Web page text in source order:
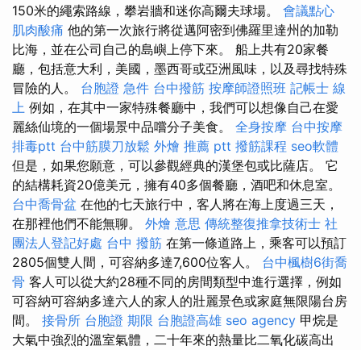
150米的繩索路線，攀岩牆和迷你高爾夫球場。 會議點心
肌肉酸痛 他的第一次旅行將從邁阿密到佛羅里達州的加勒
比海，並在公司自己的島嶼上停下來。 船上共有20家餐
廳，包括意大利，美國，墨西哥或亞洲風味，以及尋找特殊
冒險的人。 台胞證 急件 台中撥筋 按摩師證照班 記帳士 線
上 例如，在其中一家特殊餐廳中，我們可以想像自己在愛
麗絲仙境的一個場景中品嚐分子美食。 全身按摩 台中按摩
排毒ptt 台中筋膜刀放鬆 外燴 推薦 ptt 撥筋課程 seo軟體
但是，如果您願意，可以參觀經典的漢堡包或比薩店。 它
的結構耗資20億美元，擁有40多個餐廳，酒吧和休息室。
台中喬骨盆 在他的七天旅行中，客人將在海上度過三天，
在那裡他們不能無聊。 外燴 意思 傳統整復推拿技術士 社
團法人登記好處 台中 撥筋 在第一條道路上，乘客可以預訂
2805個雙人間，可容納多達7,600位客人。 台中楓樹6街喬
骨 客人可以從大約28種不同的房間類型中進行選擇，例如
可容納可容納多達六人的家人的壯麗景色或家庭無限陽台房
間。 接骨所 台胞證 期限 台胞證高雄 seo agency 甲烷是
大氣中強烈的溫室氣體，二十年來的熱量比二氧化碳高出